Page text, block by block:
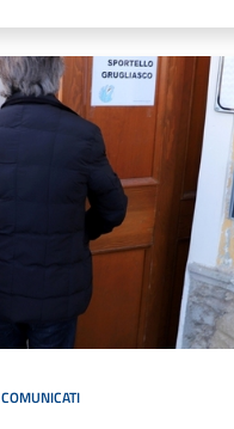
COMUNICATI